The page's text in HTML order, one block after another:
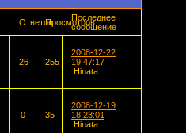
ОтветовПросмотровПоследнее
сообщение
26 255
2008-12-22
19:47:17
Hinata
0 35
2008-12-19
18:23:01
Hinata